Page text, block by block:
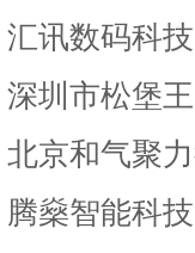
汇讯数码科
深圳市松堡
北京和气聚
腾燊智能科